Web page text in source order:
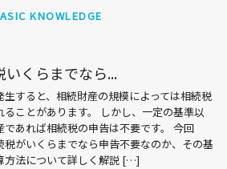
KNOWLEDGE
いくらまでなら...
生すると、相続財産の規模によっては相続税
ることがあります。 しかし、一定の基準以
であれば相続税の申告は不要です。 今回
税がいくらまでなら申告不要なのか、その基
方法について詳しく解説 […]